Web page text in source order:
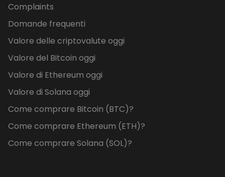
Complaints
Domande frequenti
Valore delle criptovalute oggi
Valore del Bitcoin oggi
Valore di Ethereum oggi
Valore di Solana oggi
Come comprare Bitcoin (BTC)?
Come comprare Ethereum (ETH)?
Come comprare Solana (SOL)?